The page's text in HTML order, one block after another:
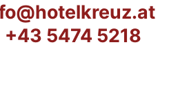
+43 5474 5218